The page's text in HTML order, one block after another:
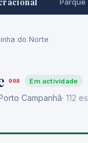
do Norte
008 Em actividade
Campanhã· 112